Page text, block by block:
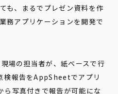
も、まるでプレゼン資料を作
務アプリケーションを開発で
場の担当者が、紙ベースで行
検報告をAppSheetでアプリ
ら写真付きで報告が可能にな